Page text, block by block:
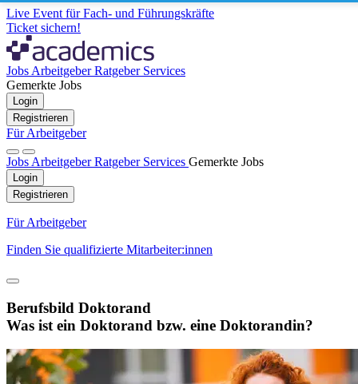
Live Event für Fach- und Führungskräfte
Ticket sichern!
Jobs ArbeitgeberRatgeber Services
Gemerkte Jobs
Login
Registrieren
Für Arbeitgeber
Jobs ArbeitgeberRatgeber Services Gemerkte Jobs
Login
Registrieren
Für Arbeitgeber
Finden Sie qualifizierte Mitarbeiter:innen
Berufsbild Doktorand
Was ist ein Doktorand bzw. eine Doktorandin?